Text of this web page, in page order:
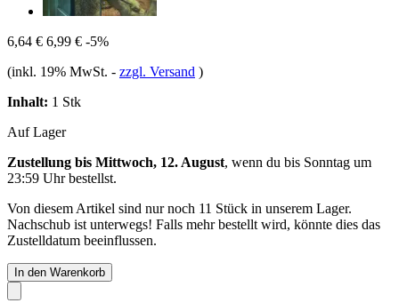
6,64 € 6,99 € -5%
(inkl. 19% MwSt. - zzgl. Versand )
Inhalt: 1 Stk
Auf Lager
Zustellung bis Mittwoch, 12. August, wenn du bis Sonntag um
23:59 Uhrbestellst.
Von diesem Artikel sind nur noch 11 Stück in unserem Lager.
Nachschub ist unterwegs! Falls mehr bestellt wird, könnte dies das
Zustelldatum beeinflussen.
In den Warenkorb